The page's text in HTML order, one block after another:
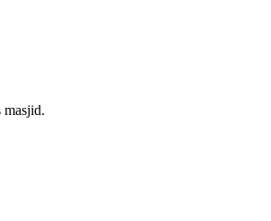
masjid.